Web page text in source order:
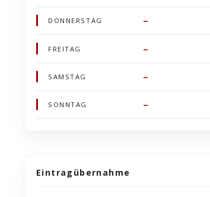
DONNERSTAG –
FREITAG –
SAMSTAG –
SONNTAG –
Eintragübernahme